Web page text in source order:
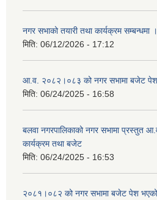
नगर सभाको तयारी तथा कार्यक्रम सम्बन्धमा ।
मिति: 06/12/2026 - 17:12
आ.व. २०८२।०८३ को नगर सभामा बजेट पेश
मिति: 06/24/2025 - 16:58
बलवा नगरपालिकाको नगर सभामा प्रस्तुत
कार्यक्रम तथा बजेट
मिति: 06/24/2025 - 16:53
२०८१।०८२ को नगर सभामा बजेट पेश भएको